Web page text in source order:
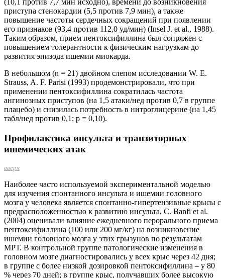
(10,1 против 7,7 мин исходно), времени до возникновения
приступа стенокардии (5,5 против 7,9 мин), а также
повышение частоты сердечных сокращений при появлении
его признаков (93,4 против 112,0 уд/мин) (Insel J. et al., 1988).
Таким образом, прием пентоксифиллина был сопряжен с
повышением толерантности к физическим нагрузкам до
развития эпизода ишемии миокарда.
В небольшом (n = 21) двойном слепом исследовании W. E.
Strauss, A. F. Parisi (1993) продемонстрировали, что при
применении пентоксифиллина сократилась частота
ангинозных приступов (на 1,5 атаки/нед против 0,7 в группе
плацебо) и снизилась потребность в нитроглицерине (на 1,45
табл/нед против 0,1; р = 0,10).
Профилактика инсульта и транзиторных
ишемических атак
вверх
Наиболее часто используемой экспериментальной моделью
для изучения спонтанного инсульта и ишемии головного
мозга у человека является спонтанно-гипертензивные крысы с
предрасположенностью к развитию инсульта. C. Banfi et al.
(2004) оценивали влияние ежедневного пер­орального приема
пентоксифиллина (100 или 200 мг/кг) на возникновение
ишемии головного мозга у этих грызунов по результатам
МРТ. В контрольной группе патологические изменения в
головном мозге диагностировались у всех крыс через 42 дня;
в группе с более низкой дозировкой пентоксифиллина – у 80
% через 70 дней; в группе крыс, получавших более высокую